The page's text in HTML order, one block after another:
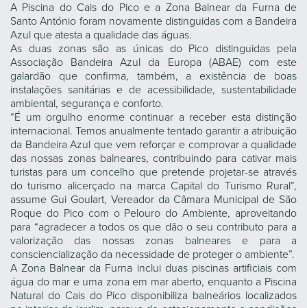
A Piscina do Cais do Pico e a Zona Balnear da Furna de
Santo António foram novamente distinguidas com a Bandeira
Azul que atesta a qualidade das águas.
As duas zonas são as únicas do Pico distinguidas pela
Associação Bandeira Azul da Europa (ABAE) com este
galardão que confirma, também, a existência de boas
instalações sanitárias e de acessibilidade, sustentabilidade
ambiental, segurança e conforto.
“É um orgulho enorme continuar a receber esta distinção
internacional. Temos anualmente tentado garantir a atribuição
da Bandeira Azul que vem reforçar e comprovar a qualidade
das nossas zonas balneares, contribuindo para cativar mais
turistas para um concelho que pretende projetar-se através
do turismo alicerçado na marca Capital do Turismo Rural”,
assume Gui Goulart, Vereador da Câmara Municipal de São
Roque do Pico com o Pelouro do Ambiente, aproveitando
para “agradecer a todos os que dão o seu contributo para a
valorização das nossas zonas balneares e para a
consciencialização da necessidade de proteger o ambiente”.
A Zona Balnear da Furna inclui duas piscinas artificiais com
água do mar e uma zona em mar aberto, enquanto a Piscina
Natural do Cais do Pico disponibiliza balneários localizados